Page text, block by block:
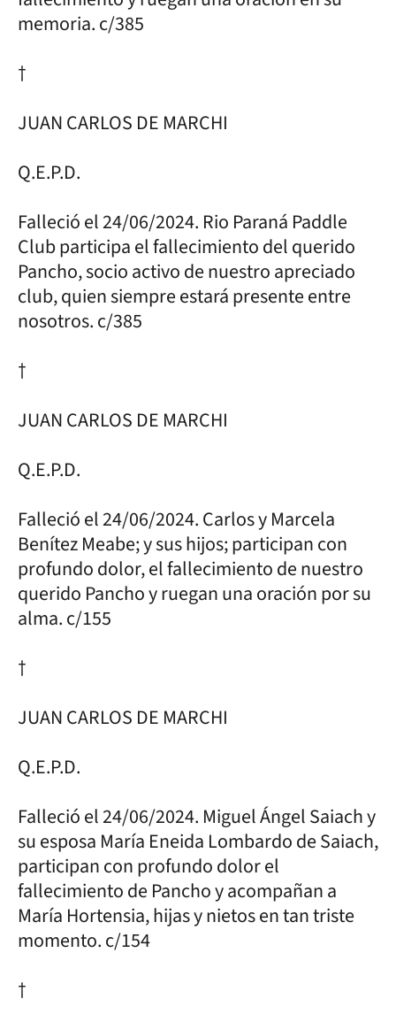
memoria. c/385
†
JUAN CARLOS DE MARCHI
Q.E.P.D.
Falleció el 24/06/2024. Rio Paraná Paddle
Club participa el fallecimiento del querido
Pancho, socio activo de nuestro apreciado
club, quien siempre estará presente entre
nosotros. c/385
†
JUAN CARLOS DE MARCHI
Q.E.P.D.
Falleció el 24/06/2024. Carlos y Marcela
Benítez Meabe; y sus hijos; participan con
profundo dolor, el fallecimiento de nuestro
querido Pancho y ruegan una oración por su
alma. c/155
†
JUAN CARLOS DE MARCHI
Q.E.P.D.
Falleció el 24/06/2024. Miguel Ángel Saiach y
su esposa María Eneida Lombardo de Saiach,
participan con profundo dolor el
fallecimiento de Pancho y acompañan a
María Hortensia, hijas y nietos en tan triste
momento. c/154
†